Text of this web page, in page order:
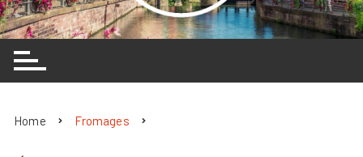
Home Fromages